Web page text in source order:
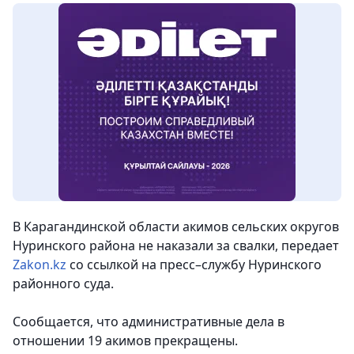
В Карагандинской области акимов сельских округов
Нуринского района не наказали за свалки, передает
Zakon.kz со ссылкой на пресс–службу Нуринского
районного суда.
Сообщается, что административные дела в
отношении 19 акимов прекращены.